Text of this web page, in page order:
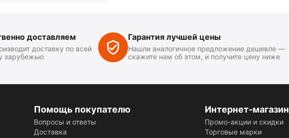
доставляем
доставку по всей
зарубежью
Гарантия лучшей цены
Нашли аналогичное предложение дешевле —
скажите нам об этом, и получите цену ниже
Помощь покупателю
Вопросы и ответы
Доставка
Интернет-магазин
Промо-акции и скидки
Торговые марки